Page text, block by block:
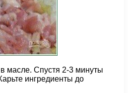
масле. Спустя 2-3 минуты
ингредиенты до